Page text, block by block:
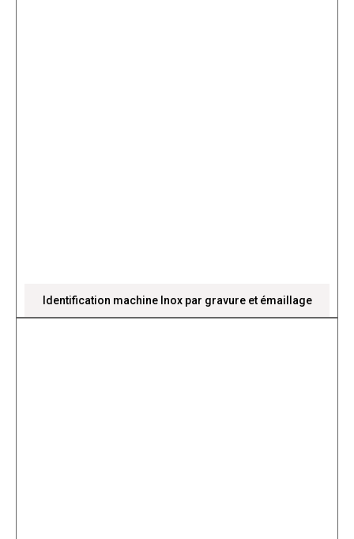
Identification machine Inox par gravure et émaillage